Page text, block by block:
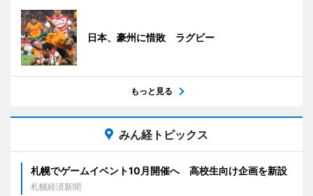
日本、豪州に惜敗 ラグビー
もっと見る
みん経トピックス
札幌でゲームイベント10月開催へ 高校生向け企画を新設
札幌経済新聞